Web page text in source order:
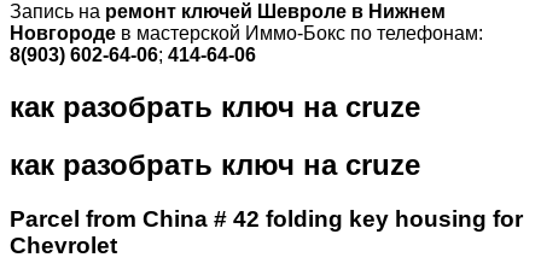
Запись на ремонт ключей Шевроле в Нижнем
Новгороде в мастерской Иммо-Бокс по телефонам:
8(903) 602-64-06; 414-64-06
как разобрать ключ на cruze
как разобрать ключ на cruze
Parcel from China # 42 folding key housing for
Chevrolet